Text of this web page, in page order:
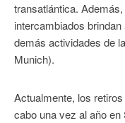
transatlántica.
intercambiados
demás actividades de
Munich).
Actualmente, los
cabo una vez al año